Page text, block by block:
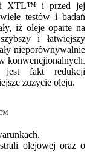
XTL™ i przed jej
testów i badań
iż oleje oparte na
i łatwiejszy
nieporównywalnie
konwencjionalnych.
jest fakt redukcji
zuzycie oleju.
olejowej oraz o